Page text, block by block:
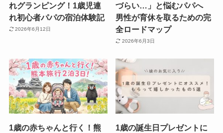
れグランピング！1歳児連
れ初心者パパの宿泊体験記
2026年6月12日
づらい…」と悩むパパへ
男性が育休を取るための完
全ロードマップ
2026年6月3日
1歳の赤ちゃんと行く！熊
1歳の誕生日プレゼントに